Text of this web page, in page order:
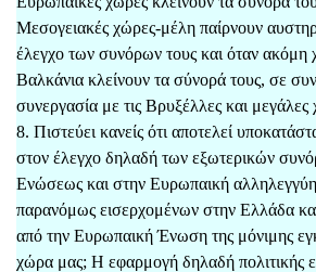
Μεσογειακές χώρες-μέλη παίρνουν
έλεγχο των συνόρων τους και όταν
Βαλκάνια κλείνουν τα σύνορά τους, σε
συνεργασία με τις Βρυξέλλες και
8. Πιστεύει κανείς ότι αποτελεί
στον έλεγχο δηλαδή των εξωτερικών
Ενώσεως και στην Ευρωπαική
παρανόμως εισερχομένων στην Ελλάδα
από την Ευρωπαική Ένωση της μόνιμης
χώρα μας; Η εφαρμογή δηλαδή πολιτικής